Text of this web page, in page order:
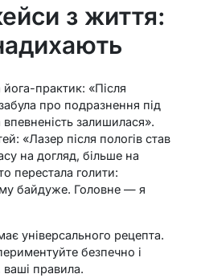
з життя:
практик: «Після
про подразнення під
залишилася».
«Лазер після пологів став
на догляд, більше на
перестала голити:
байдуже. Головне — я
універсального рецепта.
безпечно і
правила.